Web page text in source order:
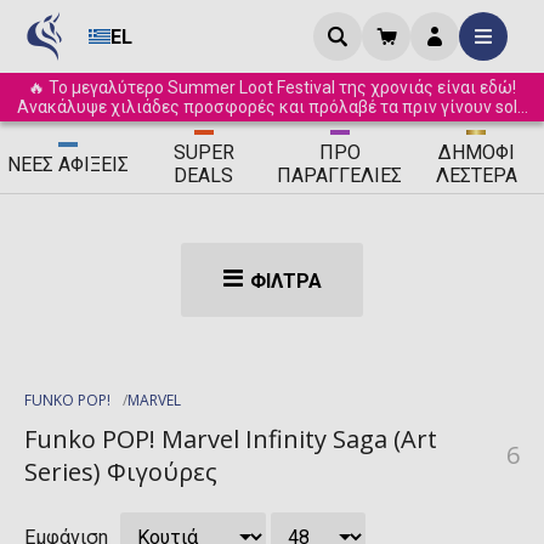
EL
🔥 Το μεγαλύτερο Summer Loot Festival της χρονιάς είναι εδώ!
Ανακάλυψε χιλιάδες προσφορές και πρόλαβέ τα πριν γίνουν sold
out! ☀️
ΝΈΕΣ ΑΦΊΞΕΙΣ
SUPER
DEALS
ΠΡΟ
ΠΑΡΑΓΓΕΛΊΕΣ
ΔΗΜΟΦΙ
ΛΈΣΤΕΡΑ
ΦΊΛΤΡΑ
FUNKO POP! MARVEL
Funko POP! Marvel Infinity Saga (Art
Series) Φιγούρες
6
Εμφάνιση